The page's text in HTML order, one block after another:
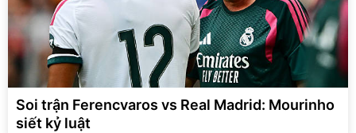
Soi trận Ferencvaros vs Real Madrid: Mourinho
siết kỷ luật